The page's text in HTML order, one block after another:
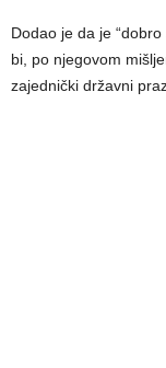
Dodao je da je
bi, po njegovom
zajednički državni